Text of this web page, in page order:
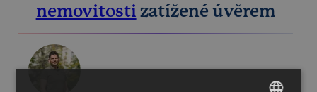
nemovitosti zatížené úvěrem